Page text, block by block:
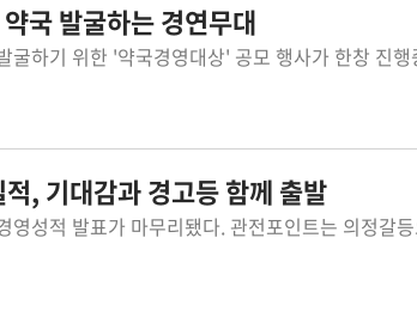
국 발굴하는 경연무대
, 기대감과 경고등 함께 출발